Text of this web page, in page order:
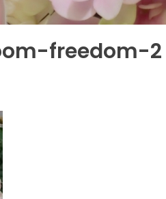
freedom-2